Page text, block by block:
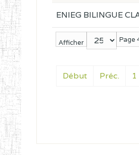
Afficher Page
Début Préc. 1
ENIEG BILINGUE